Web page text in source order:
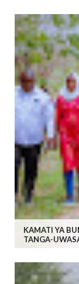
KAMATI YA
TANGA-